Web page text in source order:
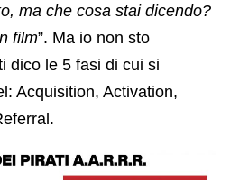
ma che cosa stai dicendo?
film”. Ma io non sto
dico le 5 fasi di cui si
Acquisition, Activation,